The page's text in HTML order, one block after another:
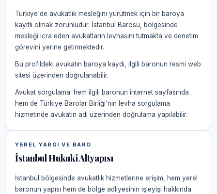
Türkiye'de avukatlık mesleğini yürütmek için bir baroya
kayıtlı olmak zorunludur. İstanbul Barosu, bölgesinde
mesleği icra eden avukatların levhasını tutmakta ve denetim
görevini yerine getirmektedir.
Bu profildeki avukatın baroya kaydı, ilgili baronun resmi web
sitesi üzerinden doğrulanabilir.
Avukat sorgulama: hem ilgili baronun internet sayfasında
hem de Türkiye Barolar Birliği'nin levha sorgulama
hizmetinde avukatın adı üzerinden doğrulama yapılabilir.
YEREL YARGI VE BARO
İstanbul Hukuki Altyapısı
İstanbul bölgesinde avukatlık hizmetlerine erişim, hem yerel
baronun yapısı hem de bölge adliyesinin işleyişi hakkında